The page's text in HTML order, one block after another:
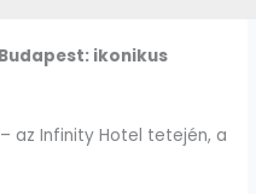
ikonikus
az Infinity Hotel tetején, a